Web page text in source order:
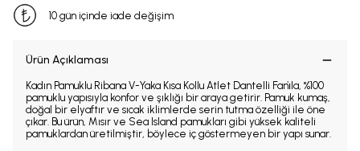
10 gün içinde iade değişim
Ürün Açıklaması
Kadın Pamuklu Ribana V-Yaka Kısa Kollu Atlet Dantelli Fani̇la, %100
pamuklu yapısıyla konfor ve şıklığı bir araya getirir. Pamuk kumaş,
doğal bir elyaftır ve sıcak iklimlerde serin tutma özelliği ile öne
çıkar. Bu ürün, Mısır ve Sea Island pamukları gibi yüksek kaliteli
pamuklardan üretilmiştir, böylece iç göstermeyen bir yapı sunar.